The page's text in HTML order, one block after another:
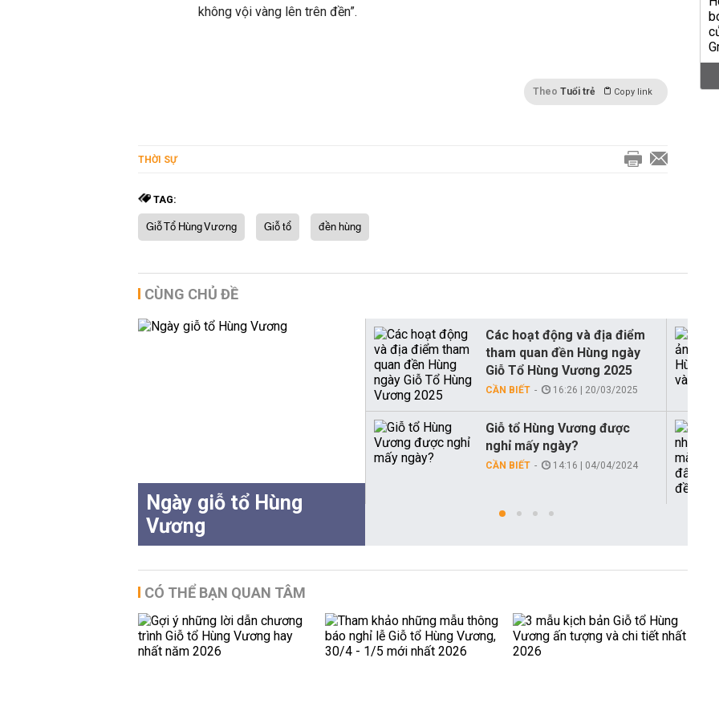
không vội vàng lên trên đền”.
Theo Tuổi trẻ Copy link
THỜI SỰ
TAG:
Giỗ Tổ Hùng Vương Giỗ tổ đền hùng
CÙNG CHỦ ĐỀ
Ngày giỗ tổ Hùng
Vương
Các hoạt động và địa điểm
tham quan đền Hùng ngày
Giỗ Tổ Hùng Vương 2025
CẦN BIẾT 16:26 | 20/03/2025
Giỗ tổ Hùng Vương được
nghỉ mấy ngày?
CẦN BIẾT 14:16 | 04/04/2024
CÓ THỂ BẠN QUAN TÂM